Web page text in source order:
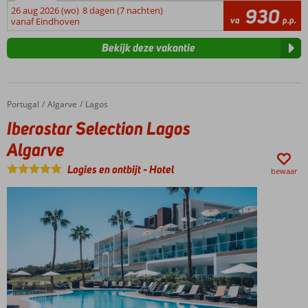
26 aug 2026 (wo) 8 dagen (7 nachten)
vanaf Eindhoven
va 930 p.p.
Bekijk deze vakantie
Home
Portugal Algarve Lagos
Iberostar Selection Lagos Algarve
Iberostar Selection Lagos
Algarve
Logies en ontbijt-Hotel bewaar